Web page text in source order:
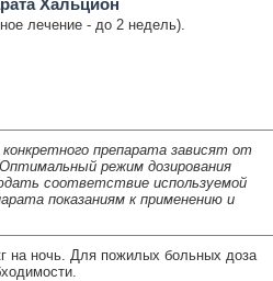
Хальцион
лечение - до 2 недель).
препарата зависят от
режим дозирования
соответствие используемой
показаниям к применению и
на ночь. Для пожилых больных доза